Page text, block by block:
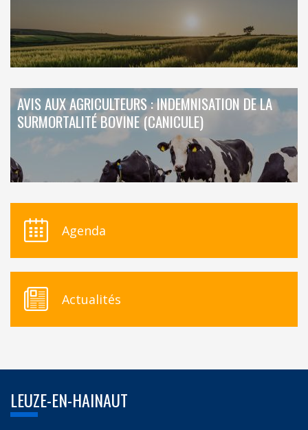
AVIS AUX AGRICULTEURS : INDEMNISATION DE LA
SURMORTALITÉ BOVINE (CANICULE)
Agenda
Actualités
LEUZE-EN-HAINAUT